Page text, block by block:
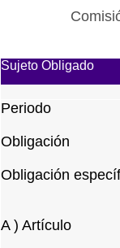
Sujeto Obligado
Periodo
Obligación
Obligación
A ) Artículo